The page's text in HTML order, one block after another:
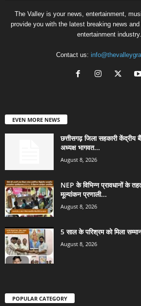
The Valley is your news, entertainment,
provide you with the latest breaking news
entertainment industry.
Contact us:
EVEN MORE NEWS
छत्तीसगढ़ जिला सहकारी केंद्रीय
अध्यक्ष भागवत...
August 8, 2026
NEP के विभिन्न प्रावधानों के
मूल्यांकन प्रणाली...
August 8, 2026
5 साल के परिश्रम को मिला
August 8, 2026
POPULAR CATEGORY